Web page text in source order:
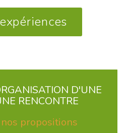
D'UNE
RENCONTRE
propositions